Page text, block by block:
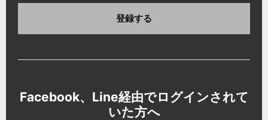
登録する
Facebook、Line経由でログインされて
いた方へ